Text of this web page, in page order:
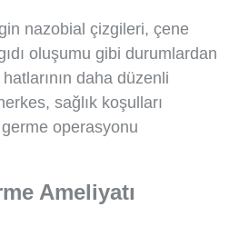
nazobial çizgileri, çene
oluşumu gibi durumlardan
daha düzenli
sağlık koşulları
operasyonu
Ameliyatı